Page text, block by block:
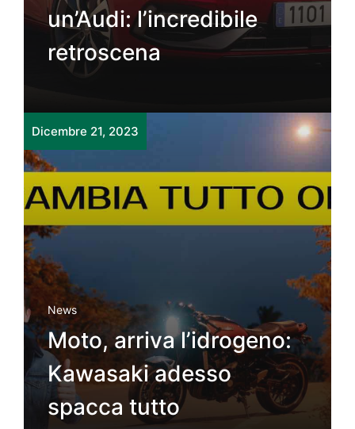
un’Audi: l’incredibile
retroscena
Dicembre 21, 2023
News
Moto, arriva l’idrogeno:
Kawasaki adesso
spacca tutto